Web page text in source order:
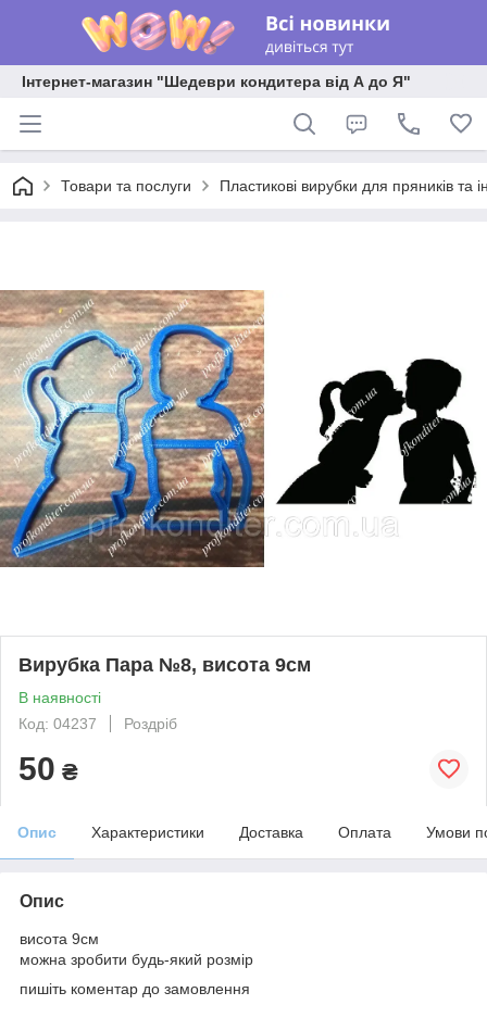
Інтернет-магазин "Шедеври кондитера від А до Я"
Товари та послуги Пластикові вирубки для пряників та
Вирубка Пара №8, висота 9см
В наявності
Код: 04237
Роздріб
50 ₴
Опис Характеристики Доставка Оплата Умови
Опис
висота 9см
можна зробити будь-який розмір
пишіть коментар до замовлення